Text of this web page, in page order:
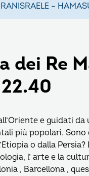
ISRAELE – HAMAS
dei Re
e guidati
più popolari.
o dalla
l’ arte e la
, Barcellona ,